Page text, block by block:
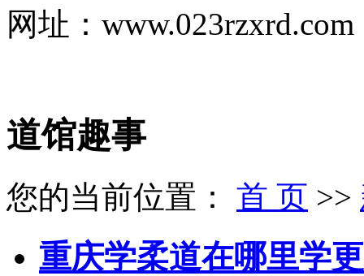
网址：www.023rzxrd.com
道馆趣事
您的当前位置： 首 页 >>
重庆学柔道在哪里学